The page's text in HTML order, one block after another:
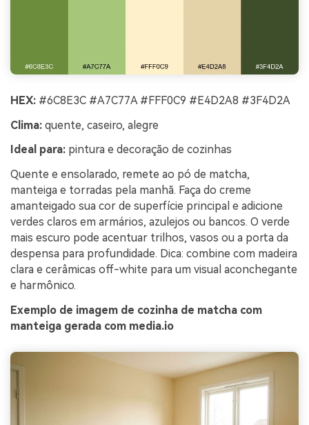
HEX: #6C8E3C #A7C77A #FFF0C9 #E4D2A8 #3F4D2A
Clima: quente, caseiro, alegre
Ideal para: pintura e decoração de cozinhas
Quente e ensolarado, remete ao pó de matcha,
manteiga e torradas pela manhã. Faça do creme
amanteigado sua cor de superfície principal e adicione
verdes claros em armários, azulejos ou bancos. O verde
mais escuro pode acentuar trilhos, vasos ou a porta da
despensa para profundidade. Dica: combine com madeira
clara e cerâmicas off-white para um visual aconchegante
e harmônico.
Exemplo de imagem de cozinha de matcha com
manteiga gerada com media.io